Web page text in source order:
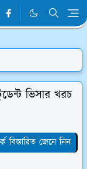
ভিসার খরচ
বিস্তারিত জেনে নিন